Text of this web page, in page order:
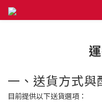
一、送貨方式與
目前提供以下送貨選項：